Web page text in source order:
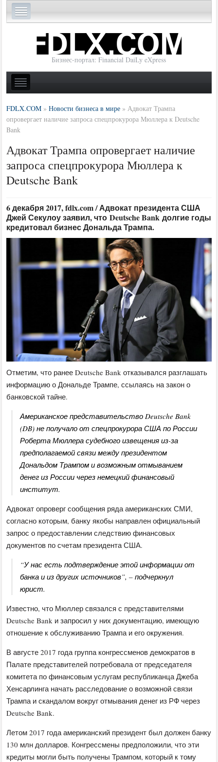
Бизнес-портал: Financial DaiLy eXpress
FDLX.COM »Новости бизнеса в мире » Адвокат Трампа
опровергает наличие запроса спецпрокурора Мюллера к Deutsche
Bank
Адвокат Трампа опровергает наличие
запроса спецпрокурора Мюллера к
Deutsche Bank
6 декабря 2017, fdlx.com / Адвокат президента США
Джей Секулоу заявил, что Deutsche Bank долгие годы
кредитовал бизнес Дональда Трампа.
Отметим, что ранее Deutsche Bank отказывался разглашать
информацию о Дональде Трампе, ссылаясь на закон о
банковской тайне.
Американское представительство Deutsche Bank
(DB) не получало от спецпрокурора США по России
Роберта Мюллера судебного извещения из-за
предполагаемой связи между президентом
Дональдом Трампом и возможным отмыванием
денег из России через немецкий финансовый
институт.
Адвокат опроверг сообщения ряда американских СМИ,
согласно которым, банку якобы направлен официальный
запрос о предоставлении следствию финансовых
документов по счетам президента США.
“У нас есть подтверждение этой информации от
банка и из других источников”, – подчеркнул
юрист.
Известно, что Мюллер связался с представителями
Deutsche Bank и запросил у них документацию, имеющую
отношение к обслуживанию Трампа и его окружения.
В августе 2017 года группа конгрессменов демократов в
Палате представителей потребовала от председателя
комитета по финансовым услугам республиканца Джеба
Хенсарлинга начать расследование о возможной связи
Трампа и скандалом вокруг отмывания денег из РФ через
Deutsche Bank.
Летом 2017 года американский президент был должен банку
130 млн долларов. Конгрессмены предположили, что эти
кредиты могли быть получены Трампом, который к тому